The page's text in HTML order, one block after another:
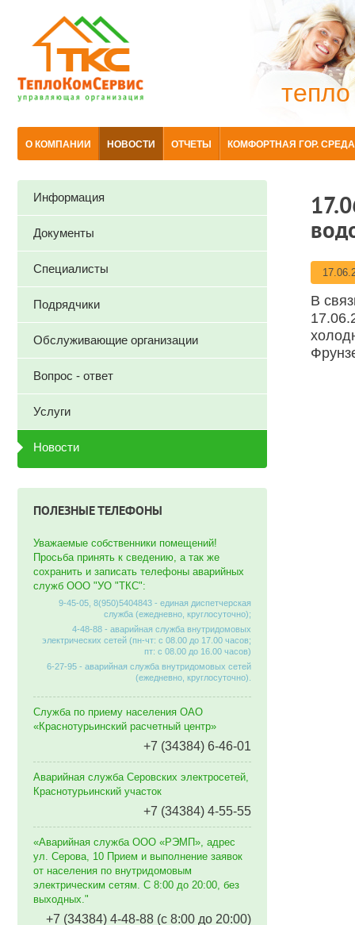
тепло
О КОМПАНИИ НОВОСТИ ОТЧЕТЫ КОМФОРТНАЯ ГОР. СРЕДА
В
Информация
Документы
Специалисты
Подрядчики
Обслуживающие организации
Вопрос - ответ
Услуги
Новости
ПОЛЕЗНЫЕ ТЕЛЕФОНЫ
Уважаемые собственники помещений!
Просьба принять к сведению, а так же
сохранить и записать телефоны аварийных
служб ООО "УО "ТКС":
9-45-05, 8(950)5404843 - единая диспетчерская
служба (ежедневно, круглосуточно);
4-48-88 - аварийная служба внутридомовых
электрических сетей (пн-чт: с 08.00 до 17.00 часов;
пт: с 08.00 до 16.00 часов)
6-27-95 - аварийная служба внутридомовых сетей
(ежедневно, круглосуточно).
Служба по приему населения ОАО
«Краснотурьинский расчетный центр»
+7 (34384) 6-46-01
Аварийная служба Серовских электросетей,
Краснотурьинский участок
+7 (34384) 4-55-55
«Аварийная служба ООО «РЭМП», адрес
ул. Серова, 10 Прием и выполнение заявок
от населения по внутридомовым
электрическим сетям. C 8:00 до 20:00, без
выходных."
+7 (34384) 4-48-88 (с 8:00 до 20:00)